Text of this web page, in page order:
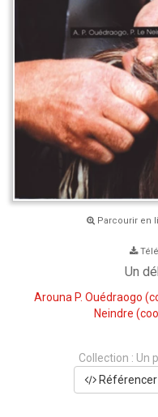
Parcourir en
Un
Arouna P. Ouédraogo
Neindre
Collection : Un
Référencer